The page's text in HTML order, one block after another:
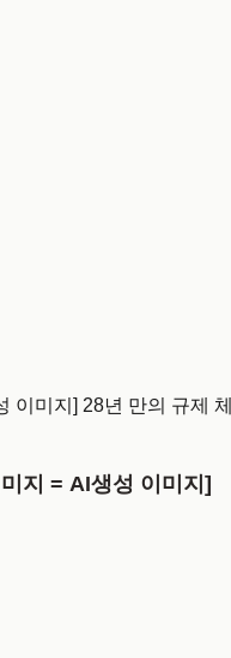
미지] 28년 만의 규제
지 = AI생성 이미지]